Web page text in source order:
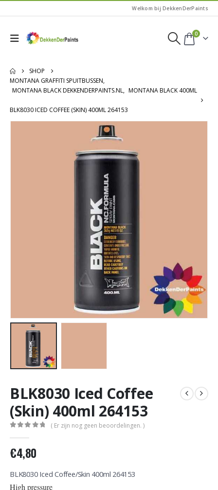
Welkom bij DekkenDerPaints
0
SHOP
MONTANA GRAFFITI SPUITBUSSEN,
MONTANA BLACK DEKKENDERPAINTS.NL, MONTANA BLACK 400ML
BLK8030 ICED COFFEE (SKIN) 400ML 264153
BLK8030 Iced Coffee
(Skin) 400ml 264153
( Er zijn nog geen beoordelingen. )
€4,80
BLK8030 Iced Coffee/Skin 400ml 264153
High pressure